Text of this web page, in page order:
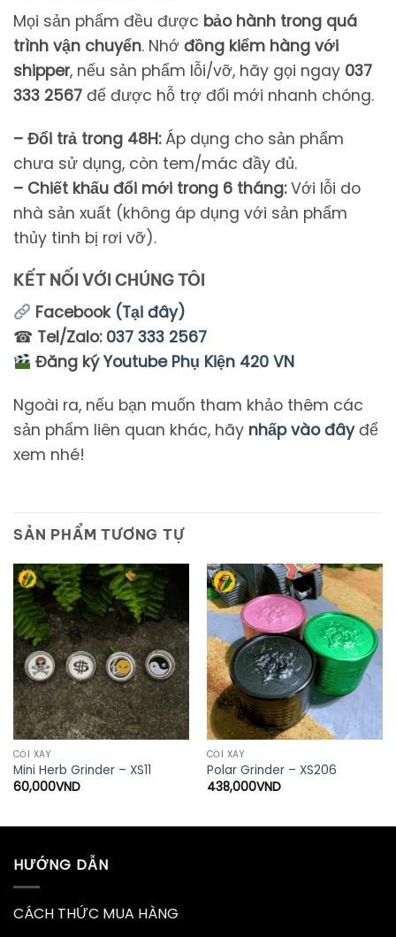
Mọi sản phẩm đều được bảo hành trong quá
trình vận chuyển. Nhớ đồng kiểm hàng với
shipper, nếu sản phẩm lỗi/vỡ, hãy gọi ngay 037
333 2567 để được hỗ trợ đổi mới nhanh chóng.
– Đổi trả trong 48H:Áp dụng cho sản phẩm
chưa sử dụng, còn tem/mác đầy đủ.
– Chiết khấu đổi mới trong 6 tháng:Với lỗi do
nhà sản xuất (không áp dụng với sản phẩm
thủy tinh bị rơi vỡ).
KẾT NỐI VỚI CHÚNG TÔI
Facebook(Tại đây)
☎ Tel/Zalo: 037 333 2567
Đăng kýYoutube Phụ Kiện 420 VN
Ngoài ra, nếu bạn muốn tham khảo thêm các
sản phẩm liên quan khác, hãy nhấp vào đâyđể
xem nhé!
SẢN PHẨM TƯƠNG TỰ
CỐI XAY
Mini Herb Grinder – XS11
60,000VND
CỐI XAY
Polar Grinder – XS206
438,000VND
HƯỚNG DẪN
CÁCH THỨC MUA HÀNG